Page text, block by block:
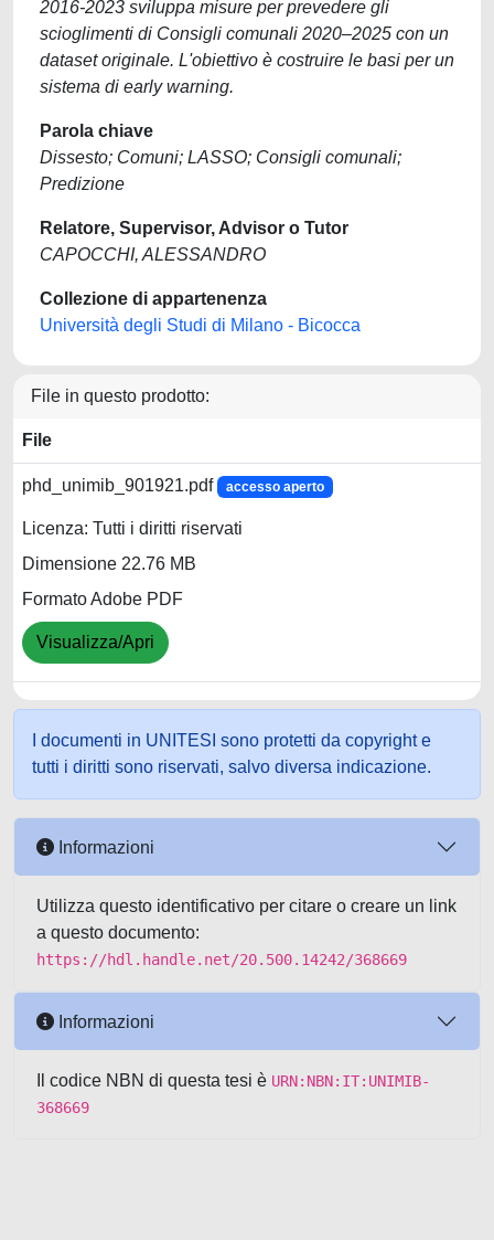
2016-2023 sviluppa misure per prevedere gli
scioglimenti di Consigli comunali 2020–2025 con un
dataset originale. L'obiettivo è costruire le basi per un
sistema di early warning.
Parola chiave
Dissesto; Comuni; LASSO; Consigli comunali;
Predizione
Relatore, Supervisor, Advisor o Tutor
CAPOCCHI, ALESSANDRO
Collezione di appartenenza
Università degli Studi di Milano - Bicocca
File in questo prodotto:
File
phd_unimib_901921.pdf accesso aperto
Licenza: Tutti i diritti riservati
Dimensione 22.76 MB
Formato Adobe PDF
Visualizza/Apri
I documenti in UNITESI sono protetti da copyright e
tutti i diritti sono riservati, salvo diversa indicazione.
Informazioni
Utilizza questo identificativo per citare o creare un link
a questo documento:
https://hdl.handle.net/20.500.14242/368669
Informazioni
Il codice NBN di questa tesi è URN:NBN:IT:UNIMIB-
368669